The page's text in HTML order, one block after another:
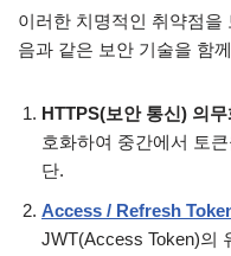
이러한 치명적인 취약점
음과 같은 보안 기술을 함
HTTPS(보안 통신) 의무
호화하여 중간에서 토
단.
Access / Refresh
JWT(Access Token)의